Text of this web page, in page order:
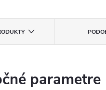
parametre